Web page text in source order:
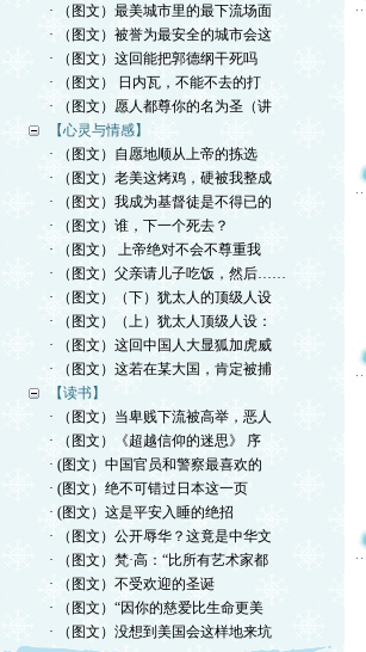
· （图文）最美城市里的最下流场面
· （图文）被誉为最安全的城市会这
· （图文）这回能把郭德纲干死吗
· （图文） 日内瓦，不能不去的打
· （图文）愿人都尊你的名为圣（讲
【心灵与情感】
· （图文）自愿地顺从上帝的拣选
· （图文）老美这烤鸡，硬被我整成
· （图文）我成为基督徒是不得已的
· （图文）谁，下一个死去？
· （图文） 上帝绝对不会不尊重我
· （图文）父亲请儿子吃饭，然后……
· （图文）（下）犹太人的顶级人设
· （图文）（上）犹太人顶级人设：
· （图文）这回中国人大显狐加虎威
· （图文）这若在某大国，肯定被捕
【读书】
· （图文）当卑贱下流被高举，恶人
· （图文）《超越信仰的迷思》 序
· (图文）中国官员和警察最喜欢的
· (图文）绝不可错过日本这一页
· (图文）这是平安入睡的绝招
· （图文）公开辱华？这竟是中华文
· （图文）梵·高：“比所有艺术家都
· （图文）不受欢迎的圣诞
· （图文）“因你的慈爱比生命更美
· （图文）没想到美国会这样地来坑